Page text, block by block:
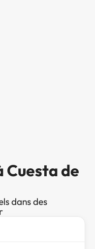
Cuesta de
dans des